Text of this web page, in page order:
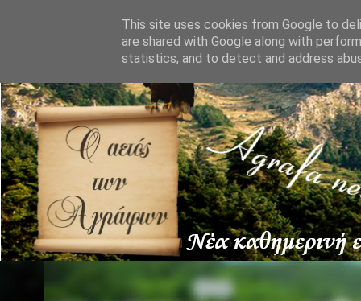
This site uses cookies from Google to
are shared with Google along with
statistics, and to detect and address